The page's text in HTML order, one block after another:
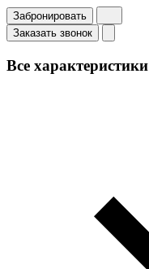
Забронировать
Заказать звонок
Все характеристики